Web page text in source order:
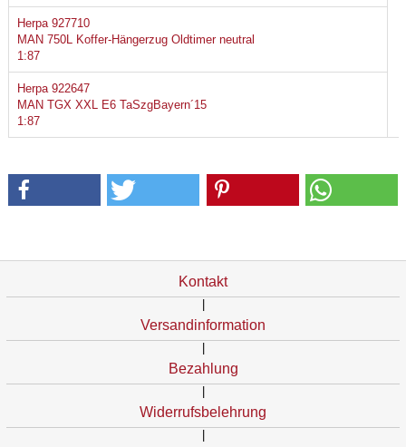
Herpa 927710
MAN 750L Koffer-Hängerzug Oldtimer neutral
1:87
Herpa 922647
MAN TGX XXL E6 TaSzgBayern´15
1:87
Kontakt
Versandinformation
Bezahlung
Widerrufsbelehrung